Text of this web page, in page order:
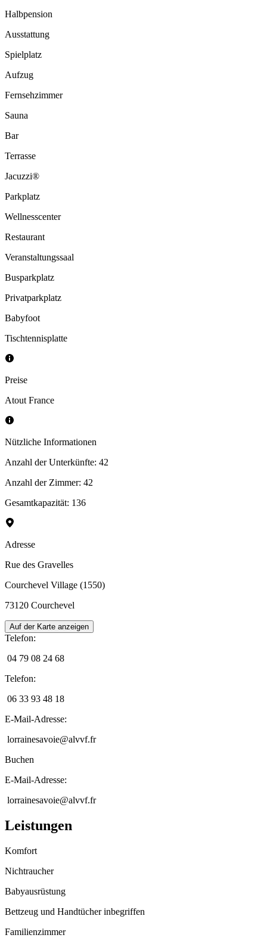
Halbpension
Ausstattung
Spielplatz
Aufzug
Fernsehzimmer
Sauna
Bar
Terrasse
Jacuzzi®
Parkplatz
Wellnesscenter
Restaurant
Veranstaltungssaal
Busparkplatz
Privatparkplatz
Babyfoot
Tischtennisplatte
Preise
Atout France
Nützliche Informationen
Anzahl der Unterkünfte: 42
Anzahl der Zimmer: 42
Gesamtkapazität: 136
Adresse
Rue des Gravelles
Courchevel Village (1550)
73120 Courchevel
Auf der Karte anzeigen
Telefon:
04 79 08 24 68
Telefon:
06 33 93 48 18
E-Mail-Adresse:
lorrainesavoie@alvvf.fr
Buchen
E-Mail-Adresse:
lorrainesavoie@alvvf.fr
Leistungen
Komfort
Nichtraucher
Babyausrüstung
Bettzeug und Handtücher inbegriffen
Familienzimmer